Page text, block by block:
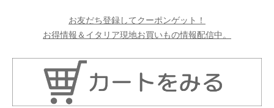
お友だち登録してクーポンゲット！
お得情報＆イタリア現地お買いもの情報配信中。